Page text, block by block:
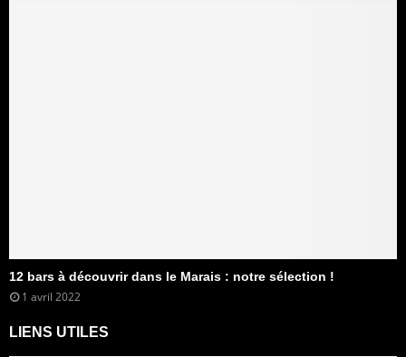
12 bars à découvrir dans le Marais : notre sélection !
1 avril 2022
LIENS UTILES